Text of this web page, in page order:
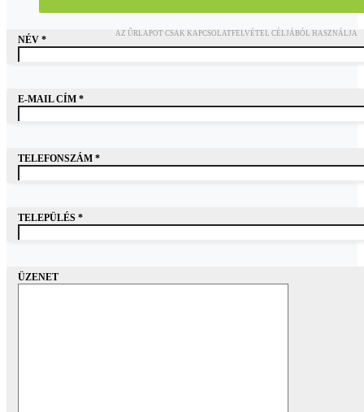
AZ ŰRLAPOT CSAK KAPCSOLATFELVÉTEL CÉLJÁBÓL HASZNÁLJA
NÉV *
E-MAIL CÍM *
TELEFONSZÁM *
TELEPÜLÉS *
ÜZENET